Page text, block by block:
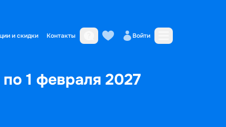
и скидки Контакты Войти
1 февраля 2027